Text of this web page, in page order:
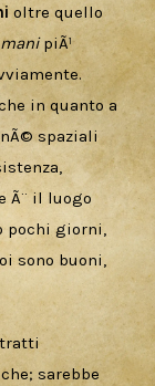
oltre quello
piÃ¹
in quanto a
spaziali
Ã¨ il luogo
pochi giorni,
sono buoni,
tratti
sarebbe